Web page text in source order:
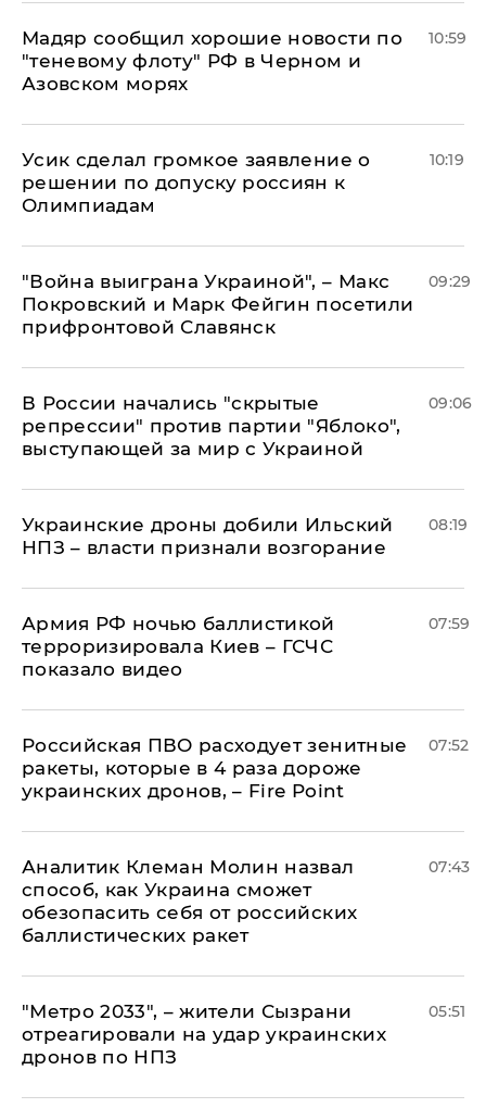
Мадяр сообщил хорошие новости по
"теневому флоту" РФ в Черном и
Азовском морях
10:59
Усик сделал громкое заявление о
решении по допуску россиян к
Олимпиадам
10:19
"Война выиграна Украиной", – Макс
Покровский и Марк Фейгин посетили
прифронтовой Славянск
09:29
В России начались "скрытые
репрессии" против партии "Яблоко",
выступающей за мир с Украиной
09:06
Украинские дроны добили Ильский
НПЗ – власти признали возгорание
08:19
Армия РФ ночью баллистикой
терроризировала Киев – ГСЧС
показало видео
07:59
Российская ПВО расходует зенитные
ракеты, которые в 4 раза дороже
украинских дронов, – Fire Point
07:52
Аналитик Клеман Молин назвал
способ, как Украина сможет
обезопасить себя от российских
баллистических ракет
07:43
"Метро 2033", – жители Сызрани
отреагировали на удар украинских
дронов по НПЗ
05:51